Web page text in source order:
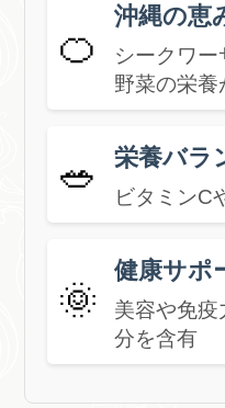
🍊
沖縄の恵
シークワー
野菜の栄養
🥗 栄養バラ
ビタミンC
🌞
健康サポ
美容や免
分を含有